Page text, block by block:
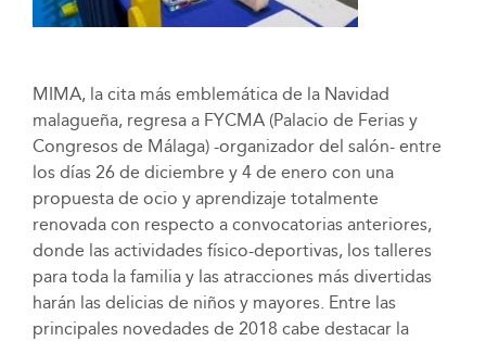
MIMA, la cita más emblemática de la Navidad
malagueña, regresa a FYCMA (Palacio de Ferias y
Congresos de Málaga) -organizador del salón- entre
los días 26 de diciembre y 4 de enero con una
propuesta de ocio y aprendizaje totalmente
renovada con respecto a convocatorias anteriores,
donde las actividades físico-deportivas, los talleres
para toda la familia y las atracciones más divertidas
harán las delicias de niños y mayores. Entre las
principales novedades de 2018 cabe destacar la